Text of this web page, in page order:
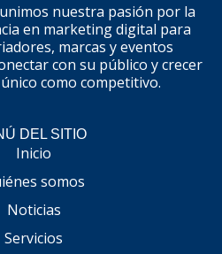
nuestra pasión por la
en marketing digital para
marcas y eventos
con su público y crecer
como competitivo.
DEL SITIO
Inicio
somos
Noticias
Servicios